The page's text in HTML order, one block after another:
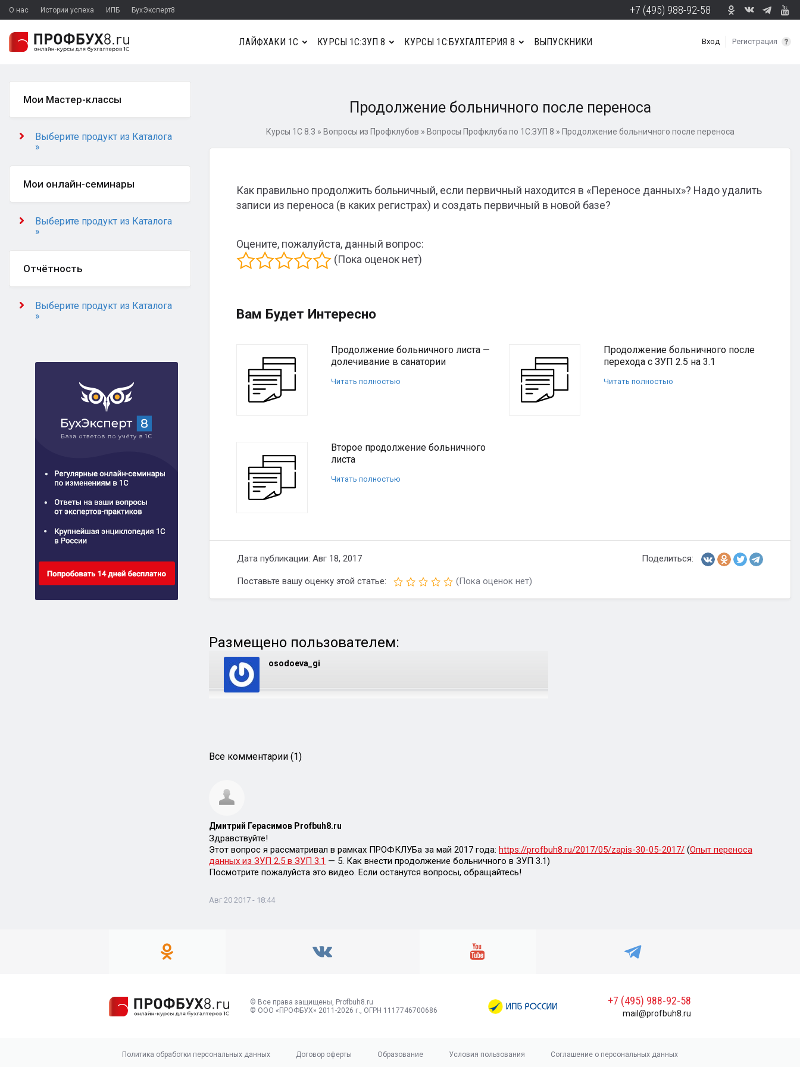
О нас Истории успеха ИПБ БухЭксперт8 +7 (495) 988-92-58
Вход Регистрация
ЛАЙФХАКИ 1С КУРСЫ 1С:ЗУП 8 КУРСЫ 1С:БУХГАЛТЕРИЯ 8 ВЫПУСКНИКИ
Продолжение больничного после переноса
Курсы 1С 8.3 » Вопросы из Профклубов » Вопросы Профклуба по 1С:ЗУП 8 » Продолжение больничного после переноса
Как правильно продолжить больничный, если первичный находится в «Переносе данных»? Надо удалить
записи из переноса (в каких регистрах) и создать первичный в новой базе?
Оцените, пожалуйста, данный вопрос:
(Пока оценок нет)
Вам Будет Интересно
Продолжение больничного листа —
долечивание в санатории
Читать полностью
Продолжение больничного после
перехода с ЗУП 2.5 на 3.1
Читать полностью
Второе продолжение больничного
листа
Читать полностью
Дата публикации: Авг 18, 2017 Поделиться:
Поставьте вашу оценку этой статье: (Пока оценок нет)
Размещено пользователем:
osodoeva_gi
Все комментарии (1)
Дмитрий Герасимов Profbuh8.ru
Здравствуйте!
Этот вопрос я рассматривал в рамках ПРОФКЛУБа за май 2017 года: https://profbuh8.ru/2017/05/zapis-30-05-2017/ (Опыт переноса
данных из ЗУП 2.5 в ЗУП 3.1 — 5. Как внести продолжение больничного в ЗУП 3.1)
Посмотрите пожалуйста это видео. Если останутся вопросы, обращайтесь!
Авг 20 2017 - 18:44
Мои Мастер-классы
Выберите продукт из Каталога
»
Мои онлайн-семинары
Выберите продукт из Каталога
»
Отчётность
Выберите продукт из Каталога
»
© Все права защищены, Profbuh8.ru
© ООО «ПРОФБУХ» 2011-2026 г., ОГРН 1117746700686
+7 (495) 988-92-58
mail@profbuh8.ru
Политика обработки персональных данных Договор оферты Образование Условия пользования Соглашение о персональных данных